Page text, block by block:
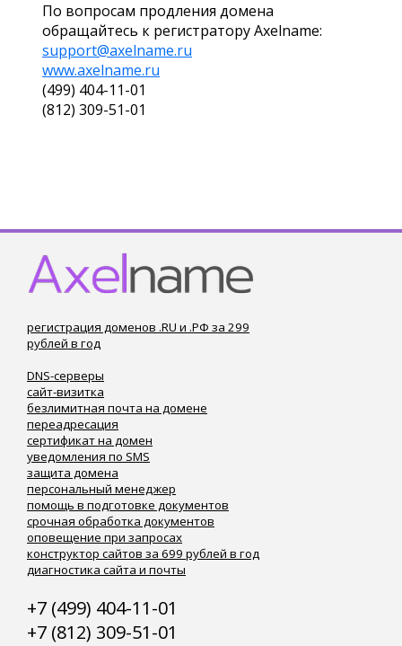
По вопросам продления домена
обращайтесь к регистратору Axelname:
support@axelname.ru
www.axelname.ru
(499) 404-11-01
(812) 309-51-01
регистрация доменов .RU и .РФ за 299
рублей в год
DNS-серверы
сайт-визитка
безлимитная почта на домене
переадресация
сертификат на домен
уведомления по SMS
защита домена
персональный менеджер
помощь в подготовке документов
срочная обработка документов
оповещение при запросах
конструктор сайтов за 699 рублей в год
диагностика сайта и почты
+7 (499) 404-11-01
+7 (812) 309-51-01